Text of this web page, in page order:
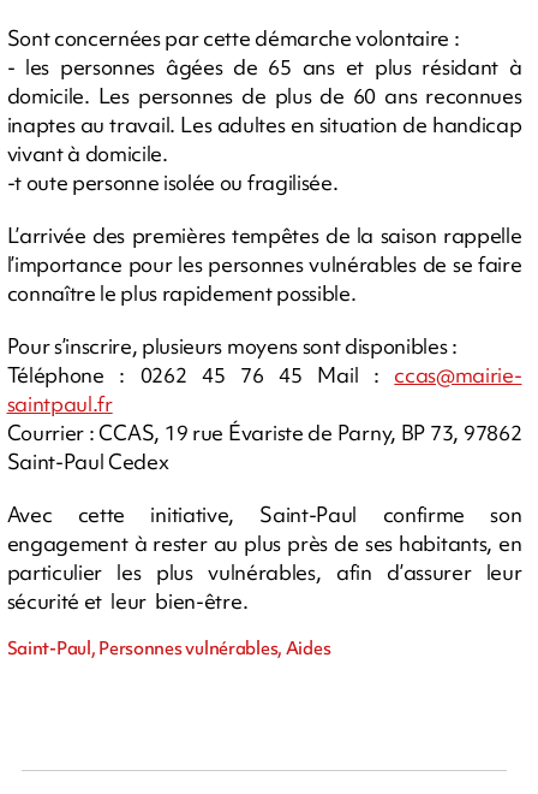
Sont concernées par cette démarche volontaire :
- les personnes âgées de 65 ans et plus résidant à
domicile. Les personnes de plus de 60 ans reconnues
inaptes au travail. Les adultes en situation de handicap
vivant à domicile.
-t oute personne isolée ou fragilisée.
L’arrivée des premières tempêtes de la saison rappelle
l’importance pour les personnes vulnérables de se faire
connaître le plus rapidement possible.
Pour s’inscrire, plusieurs moyens sont disponibles :
Téléphone : 0262 45 76 45 Mail : ccas@mairie-
saintpaul.fr
Courrier : CCAS, 19 rue Évariste de Parny, BP 73, 97862
Saint-Paul Cedex
Avec cette initiative, Saint-Paul confirme son
engagement à rester au plus près de ses habitants, en
particulier les plus vulnérables, afin d’assurer leur
sécurité et leur bien-être.
Saint-Paul, Personnes vulnérables, Aides